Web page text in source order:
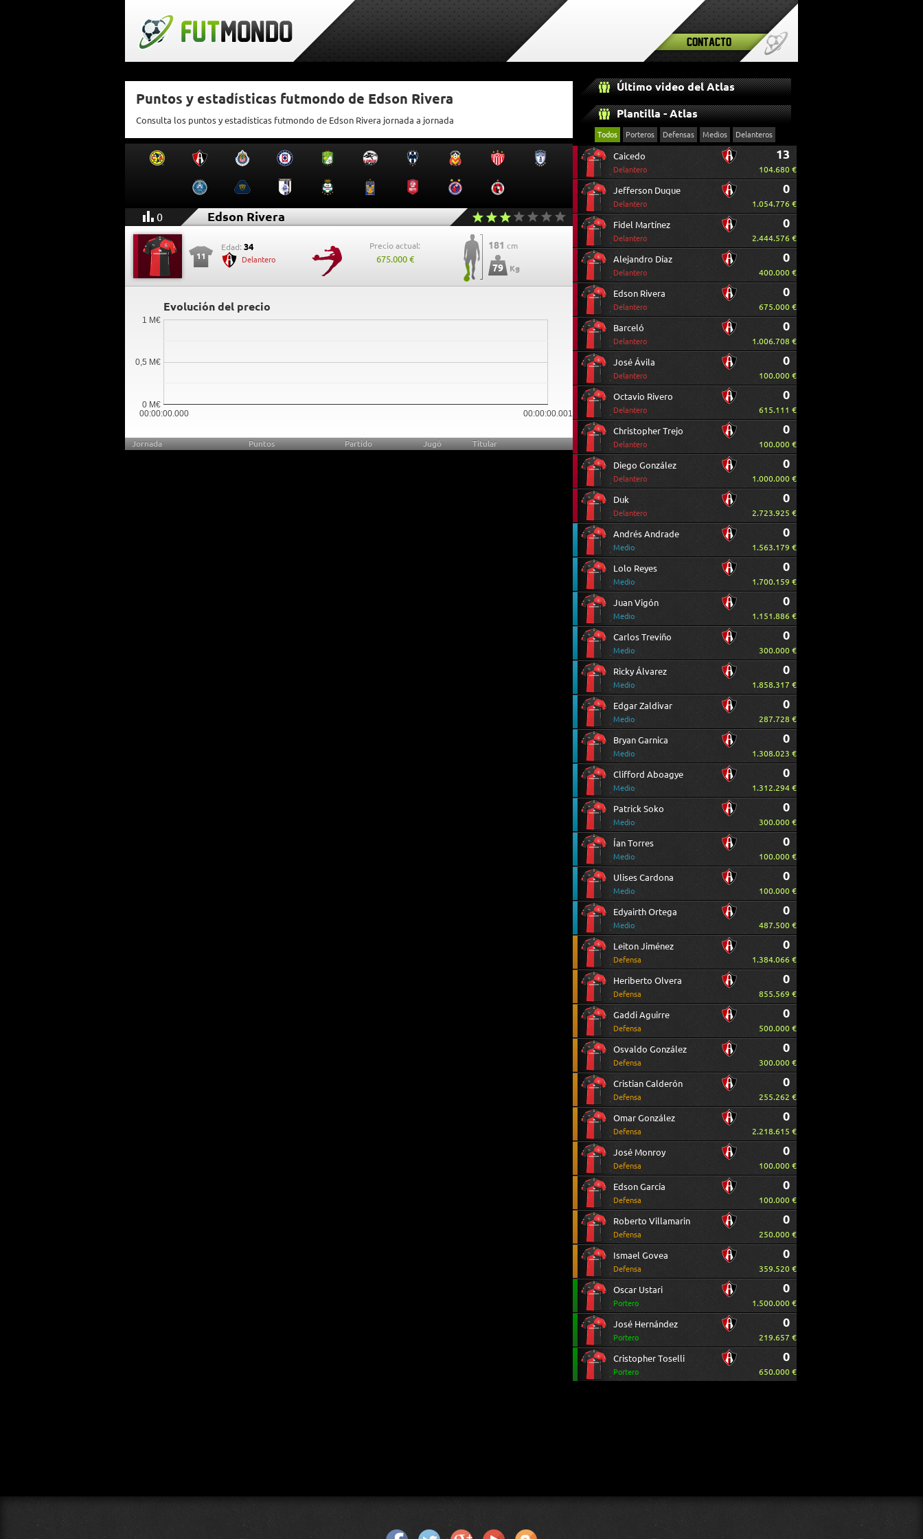
Contacto
Puntos y estadísticas futmondo de Edson Rivera
Consulta los puntos y estadísticas futmondo de Edson Rivera jornada a jornada
0 Edson Rivera
11
Edad: 34
Delantero
Precio actual:
675.000 €
181 cm
79 Kg
Evolución del precio
00:00:00.000 00:00:00.001
0 M€
0,5 M€
1 M€
Jornada Puntos Partido Jugó Titular
Último video del Atlas
Plantilla - Atlas
Todos Porteros Defensas Medios Delanteros
Caicedo
Delantero
13
104.680 €
Jefferson Duque
Delantero
0
1.054.776 €
Fidel Martínez
Delantero
0
2.444.576 €
Alejandro Díaz
Delantero
0
400.000 €
Edson Rivera
Delantero
0
675.000 €
Barceló
Delantero
0
1.006.708 €
José Ávila
Delantero
0
100.000 €
Octavio Rivero
Delantero
0
615.111 €
Christopher Trejo
Delantero
0
100.000 €
Diego González
Delantero
0
1.000.000 €
Duk
Delantero
0
2.723.925 €
Andrés Andrade
Medio
0
1.563.179 €
Lolo Reyes
Medio
0
1.700.159 €
Juan Vigón
Medio
0
1.151.886 €
Carlos Treviño
Medio
0
300.000 €
Ricky Álvarez
Medio
0
1.858.317 €
Edgar Zaldivar
Medio
0
287.728 €
Bryan Garnica
Medio
0
1.308.023 €
Clifford Aboagye
Medio
0
1.312.294 €
Patrick Soko
Medio
0
300.000 €
Ían Torres
Medio
0
100.000 €
Ulises Cardona
Medio
0
100.000 €
Edyairth Ortega
Medio
0
487.500 €
Leiton Jiménez
Defensa
0
1.384.066 €
Heriberto Olvera
Defensa
0
855.569 €
Gaddi Aguirre
Defensa
0
500.000 €
Osvaldo González
Defensa
0
300.000 €
Cristian Calderón
Defensa
0
255.262 €
Omar González
Defensa
0
2.218.615 €
José Monroy
Defensa
0
100.000 €
Edson García
Defensa
0
100.000 €
Roberto Villamarin
Defensa
0
250.000 €
Ismael Govea
Defensa
0
359.520 €
Oscar Ustari
Portero
0
1.500.000 €
José Hernández
Portero
0
219.657 €
Cristopher Toselli
Portero
0
650.000 €